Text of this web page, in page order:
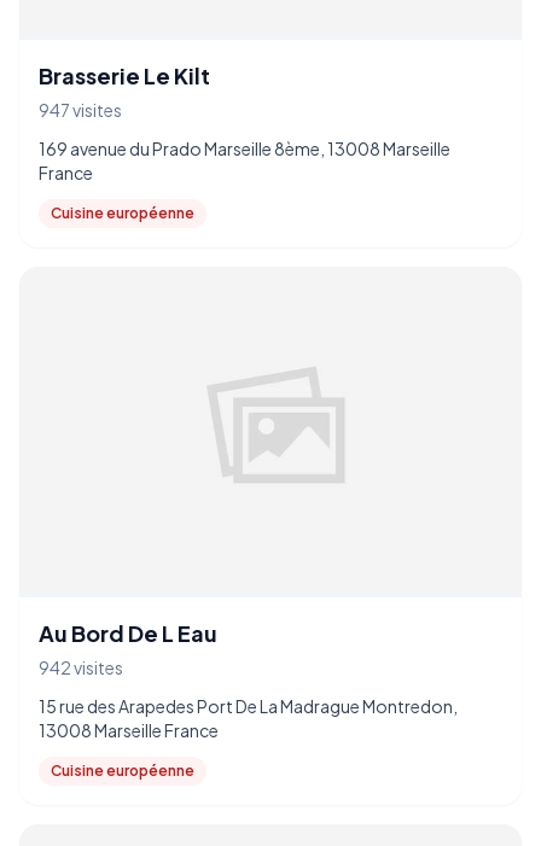
Brasserie Le Kilt
947 visites
169 avenue du Prado Marseille 8ème, 13008 Marseille
France
Cuisine européenne
Au Bord De L Eau
942 visites
15 rue des Arapedes Port De La Madrague Montredon,
13008 Marseille France
Cuisine européenne